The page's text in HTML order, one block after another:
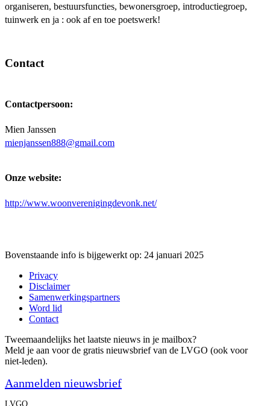
organiseren, bestuursfuncties, bewonersgroep, introductiegroep,
tuinwerk en ja : ook af en toe poetswerk!
Contact
Contactpersoon:
Mien Janssen
mienjanssen888@gmail.com
Onze website:
http://www.woonverenigingdevonk.net/
Bovenstaande info is bijgewerkt op: 24 januari 2025
Privacy
Disclaimer
Samenwerkingspartners
Word lid
Contact
Tweemaandelijks het laatste nieuws in je mailbox?
Meld je aan voor de gratis nieuwsbrief van de LVGO (ook voor
niet-leden).
Aanmelden nieuwsbrief
LVGO